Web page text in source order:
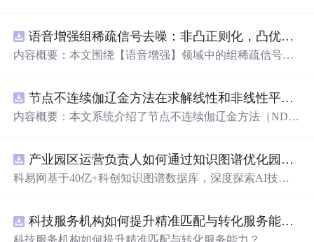
新领域的AI+数智化解决方案，推动科技创新与产业创新
智能化发展。
语音增强组稀疏信号去噪：非凸正则化，凸优化研究（Matlab代码实现）
内容概要：本文围绕【语音增强】领域中的组稀疏信号去
文章系统阐述了组稀疏信号模型的构建机制，引入非凸正
则项以更精确地逼近理想稀疏性，克服传统凸正则化在稀
实现，涵盖语音信号预处理、稀疏系数求解、去噪重构等
关键环节，并配套提供可复现的代码资源，便于研究人员
进一步验证与拓展。该方法在保留数学可处理性的同时显
复任务。; 适合人群：具备一定信号与系统、数字信号处理
理论基础，
熟悉
稀疏表示与最优化方法，且拥有Matlab编
节点不连续伽辽金方法在求解线性和非线性平流方程中的一维实现（Matlab代码实现）
内容概要：本文系统介绍了节点不连续伽辽金方法（ND
种高精度、高分辨率的数值离散化技术，特别适用于对流
主导的偏微分方程求解，在处理间断解和保持数值稳定性
理、时间推进格式（如显式Runge-Kutta方法）以及边界条
件的实施策略。通过多个典型算例（如线性对流、Burgers
产业园区运营负责人如何通过知识图谱优化园区企业与科研机构的协同创新机制？.docx
科易网基于40亿+科创知识图谱数据库，深度探索AI技术
新领域的AI+数智化解决方案，推动科技创新与产业创新
智能化发展。
科技服务机构如何提升精准匹配与转化服务能力？.docx